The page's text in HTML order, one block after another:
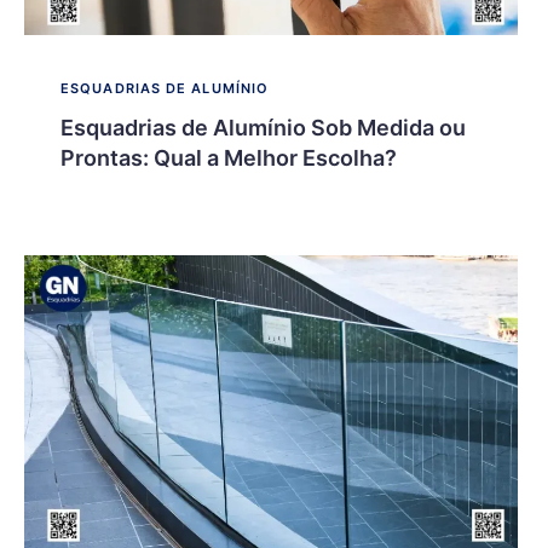
ESQUADRIAS DE ALUMÍNIO
Esquadrias de Alumínio Sob Medida ou
Prontas: Qual a Melhor Escolha?